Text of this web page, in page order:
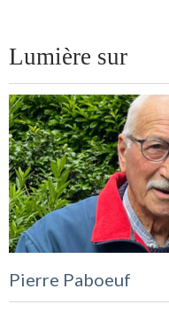
Lumière sur
Pierre Paboeuf